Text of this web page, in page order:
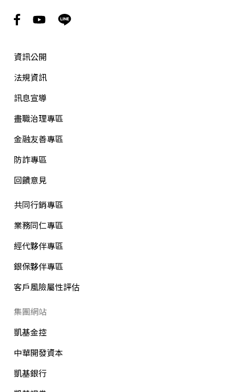
資訊公開
法規資訊
訊息宣導
盡職治理專區
金融友善專區
防詐專區
回饋意見
共同行銷專區
業務同仁專區
經代夥伴專區
銀保夥伴專區
客戶風險屬性評估
集團網站
凱基金控
中華開發資本
凱基銀行